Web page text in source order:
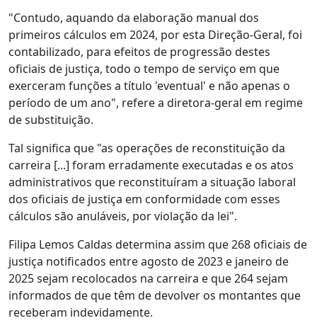
"Contudo, aquando da elaboração manual dos
primeiros cálculos em 2024, por esta Direção-Geral, foi
contabilizado, para efeitos de progressão destes
oficiais de justiça, todo o tempo de serviço em que
exerceram funções a título 'eventual' e não apenas o
período de um ano", refere a diretora-geral em regime
de substituição.
Tal significa que "as operações de reconstituição da
carreira [...] foram erradamente executadas e os atos
administrativos que reconstituíram a situação laboral
dos oficiais de justiça em conformidade com esses
cálculos são anuláveis, por violação da lei".
Filipa Lemos Caldas determina assim que 268 oficiais de
justiça notificados entre agosto de 2023 e janeiro de
2025 sejam recolocados na carreira e que 264 sejam
informados de que têm de devolver os montantes que
receberam indevidamente.